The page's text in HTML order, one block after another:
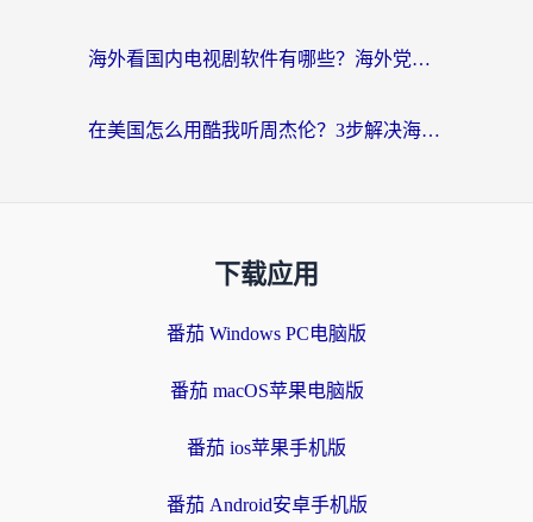
海外看国内电视剧软件有哪些？海外党专属追剧指南来了
在美国怎么用酷我听周杰伦？3步解决海外听歌地域限制，附QQ音乐网易云通用技巧
下载应用
番茄 Windows PC电脑版
番茄 macOS苹果电脑版
番茄 ios苹果手机版
番茄 Android安卓手机版